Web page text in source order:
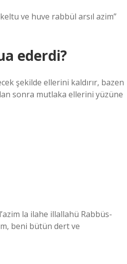
ve huve rabbül arsıl azim”
ederdi?
şekilde ellerini kaldırır, bazen
sonra mutlaka ellerini yüzüne
la ilahe illallahü Rabbüs-
beni bütün dert ve